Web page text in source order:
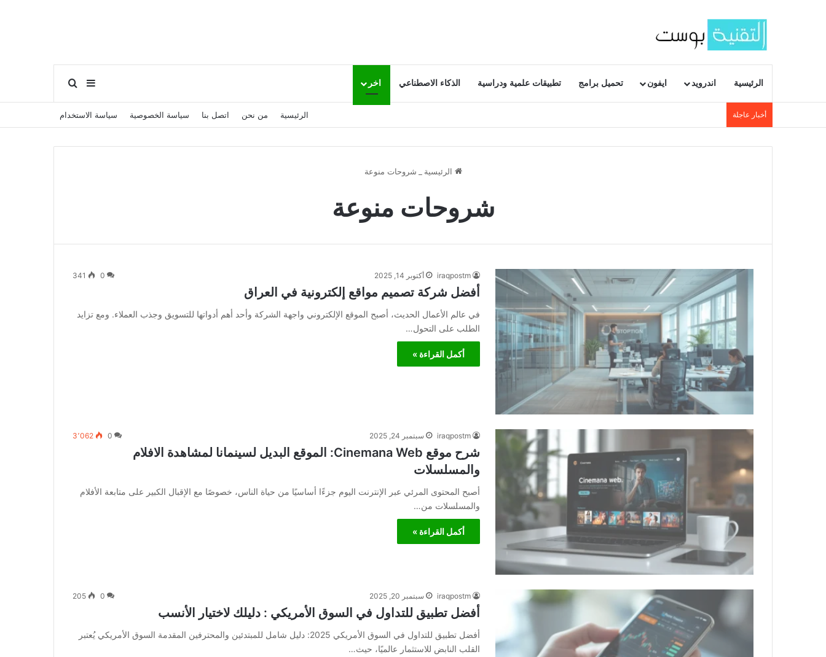
الرئيسية اندرويد ايفون تحميل برامج تطبيقات علمية ودراسية الذكاء الاصطناعي اخر إضافة عمود جانبي
أخبار عاجلة الرئيسية من نحن اتصل بنا سياسة الخصوصية سياسة الاستخدام
الرئيسية شروحات منوعة
شروحات منوعة
iraqpostm أكتوبر 14, 2025 0
341
أفضل شركة تصميم مواقع إلكترونية في العراق
في عالم الأعمال الحديث، أصبح الموقع الإلكتروني واجهة الشركة وأحد أهم أدواتها للتسويق وجذب العملاء. ومع تزايد
الطلب على التحول…
أكمل القراءة »
iraqpostm سبتمبر 24, 2025 0 3٬062
شرح موقع Cinemana Web: الموقع البديل لسينمانا لمشاهدة الافلام
والمسلسلات
أصبح المحتوى المرئي عبر الإنترنت اليوم جزءًا أساسيًا من حياة الناس، خصوصًا مع الإقبال الكبير على متابعة الأفلام
والمسلسلات من…
أكمل القراءة »
iraqpostm سبتمبر 20, 2025 0
205
أفضل تطبيق للتداول في السوق الأمريكي : دليلك لاختيار الأنسب
أفضل تطبيق للتداول في السوق الأمريكي 2025: دليل شامل للمبتدئين والمحترفين المقدمة السوق الأمريكي يُعتبر
القلب النابض للاستثمار عالميًا، حيث…